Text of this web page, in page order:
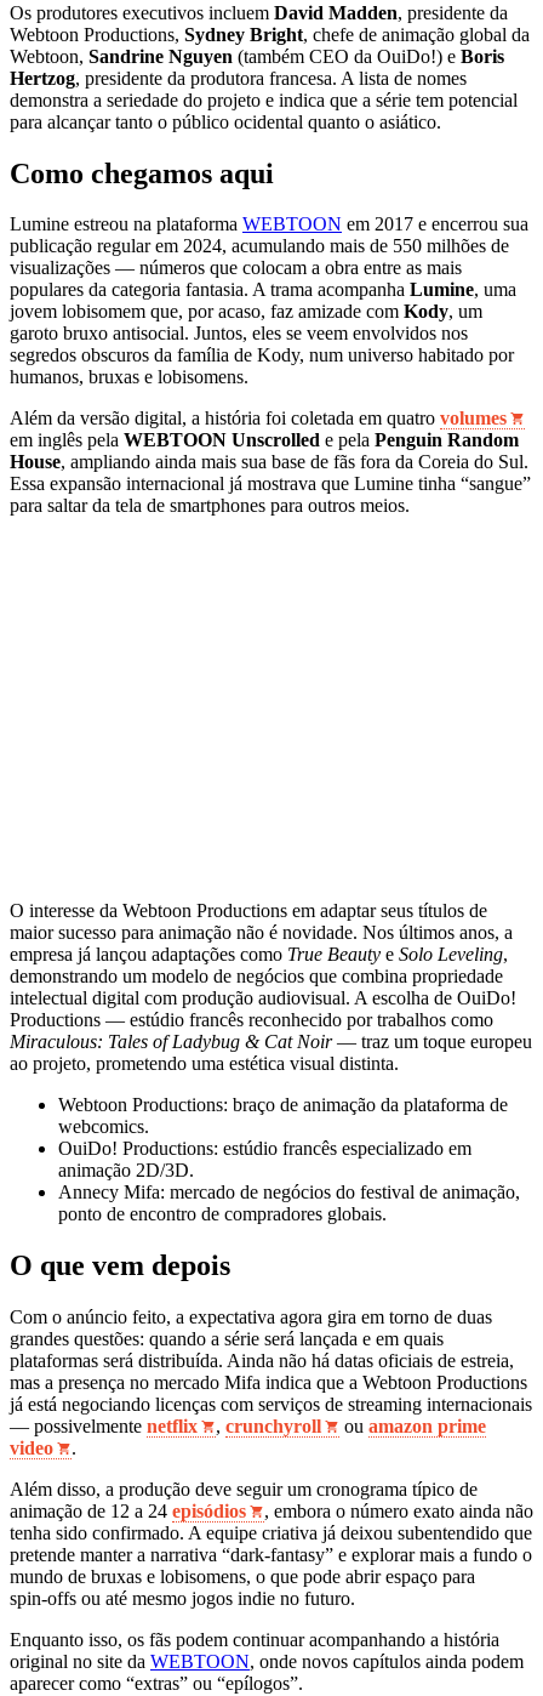
Os produtores executivos incluem David Madden, presidente da
Webtoon Productions, Sydney Bright, chefe de animação global da
Webtoon, Sandrine Nguyen (também CEO da OuiDo!) e Boris
Hertzog, presidente da produtora francesa. A lista de nomes
demonstra a seriedade do projeto e indica que a série tem potencial
para alcançar tanto o público ocidental quanto o asiático.
Como chegamos aqui
Lumine estreou na plataforma WEBTOON em 2017 e encerrou sua
publicação regular em 2024, acumulando mais de 550 milhões de
visualizações — números que colocam a obra entre as mais
populares da categoria fantasia. A trama acompanha Lumine, uma
jovem lobisomem que, por acaso, faz amizade com Kody, um
garoto bruxo antisocial. Juntos, eles se veem envolvidos nos
segredos obscuros da família de Kody, num universo habitado por
humanos, bruxas e lobisomens.
Além da versão digital, a história foi coletada em quatro volumes
em inglês pela WEBTOON Unscrolled e pela Penguin Random
House, ampliando ainda mais sua base de fãs fora da Coreia do Sul.
Essa expansão internacional já mostrava que Lumine tinha “sangue”
para saltar da tela de smartphones para outros meios.
O interesse da Webtoon Productions em adaptar seus títulos de
maior sucesso para animação não é novidade. Nos últimos anos, a
empresa já lançou adaptações como True Beauty e Solo Leveling,
demonstrando um modelo de negócios que combina propriedade
intelectual digital com produção audiovisual. A escolha de OuiDo!
Productions — estúdio francês reconhecido por trabalhos como
Miraculous: Tales of Ladybug & Cat Noir— traz um toque europeu
ao projeto, prometendo uma estética visual distinta.
Webtoon Productions: braço de animação da plataforma de
webcomics.
OuiDo! Productions: estúdio francês especializado em
animação 2D/3D.
Annecy Mifa: mercado de negócios do festival de animação,
ponto de encontro de compradores globais.
O que vem depois
Com o anúncio feito, a expectativa agora gira em torno de duas
grandes questões: quando a série será lançada e em quais
plataformas será distribuída. Ainda não há datas oficiais de estreia,
mas a presença no mercado Mifa indica que a Webtoon Productions
já está negociando licenças com serviços de streaming internacionais
— possivelmente netflix , crunchyroll ou amazon prime
video
.
Além disso, a produção deve seguir um cronograma típico de
animação de 12 a 24 episódios
, embora o número exato ainda não
tenha sido confirmado. A equipe criativa já deixou subentendido que
pretende manter a narrativa “dark‑fantasy” e explorar mais a fundo o
mundo de bruxas e lobisomens, o que pode abrir espaço para
spin‑offs ou até mesmo jogos indie no futuro.
Enquanto isso, os fãs podem continuar acompanhando a história
original no site da WEBTOON, onde novos capítulos ainda podem
aparecer como “extras” ou “epílogos”.